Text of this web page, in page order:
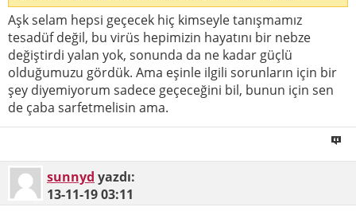
Aşk selam hepsi geçecek hiç kimseyle tanışmamız
tesadüf değil, bu virüs hepimizin hayatını bir nebze
değiştirdi yalan yok, sonunda da ne kadar güçlü
olduğumuzu gördük. Ama eşinle ilgili sorunların için bir
şey diyemiyorum sadece geçeceğini bil, bunun için sen
de çaba sarfetmelisin ama.
sunnyd yazdı:
13-11-1903:11